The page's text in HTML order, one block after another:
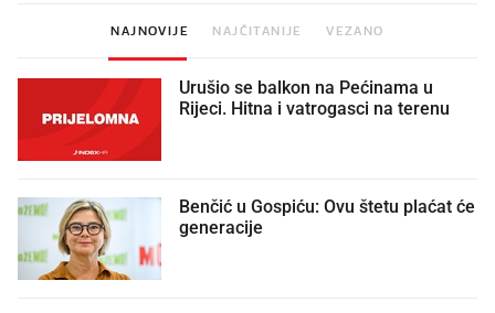
NAJNOVIJE NAJČITANIJE VEZANO
Urušio se balkon na Pećinama u
Rijeci. Hitna i vatrogasci na terenu
Benčić u Gospiću: Ovu štetu plaćat će
generacije